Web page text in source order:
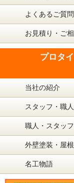
よくあるご質問
お見積り・ご
プロタ
当社の紹介
スタッフ・職
職人・スタッ
外壁塗装・屋
名工物語